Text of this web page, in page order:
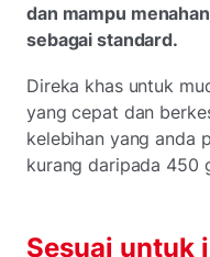
dan mampu
sebagai standard.
Direka khas untuk
yang cepat dan
kelebihan yang anda
kurang daripada 450
Sesuai untuk